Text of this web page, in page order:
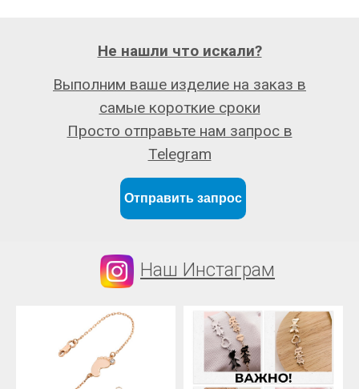
Отправить запрос
Выполним ваше изделие на заказ в
самые короткие сроки
Просто отправьте нам запрос в
Telegram
Не нашли что искали?
Наш Инстаграм